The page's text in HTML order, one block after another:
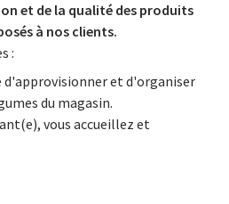
et de la qualité des produits
à nos clients.
:
d'approvisionner et d'organiser
du magasin.
vous accueillez et